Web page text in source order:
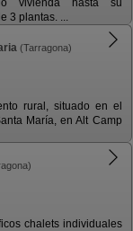
vivienda hasta su
3 plantas. ...
(Tarragona)
rural, situado en el
María, en Alt Camp
chalets individuales